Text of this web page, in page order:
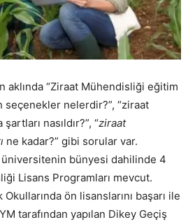
aklında “Ziraat Mühendisliği eğitim
seçenekler nelerdir?”, “ziraat
nasıldır?”, “ziraat
ne kadar?” gibi sorular var.
bünyesi dahilinde 4
Lisans Programları mevcut.
ön lisanslarını başarı ile
tarafından yapılan Dikey Geçiş